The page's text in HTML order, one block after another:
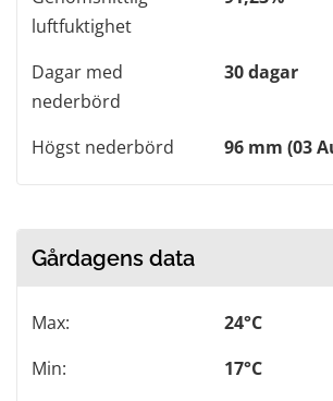
luftfuktighet
Dagar med
nederbörd
30 dagar
Högst nederbörd 96 mm (03
Gårdagens data
Max:
24°C
Min:
17°C